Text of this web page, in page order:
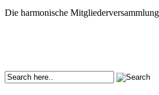
Die harmonische